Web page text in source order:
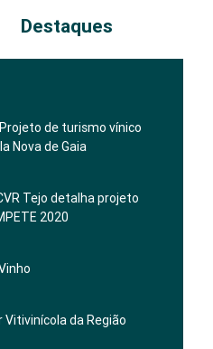
Destaques
de turismo vínico
Nova de Gaia
Tejo detalha projeto
2020
Vitivinícola da Região